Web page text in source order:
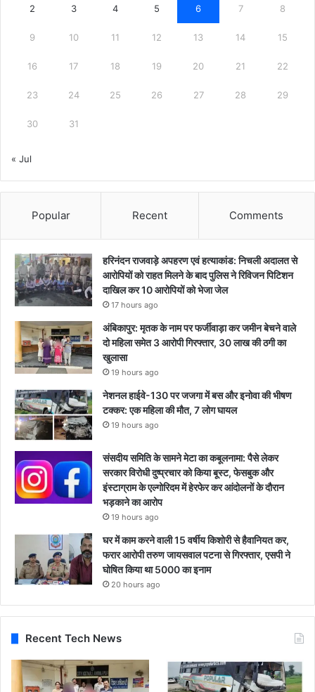
2 3 4 5 6 7 8
9 10 11 12 13 14 15
16 17 18 19 20 21 22
23 24 25 26 27 28 29
30 31
« Jul
Popular Recent Comments
हरिनंदन राजवाड़े अपहरण एवं हत्याकांड: निचली अदालत से
आरोपियों को राहत मिलने के बाद पुलिस ने रिविजन पिटिशन
दाखिल कर 10 आरोपियों को भेजा जेल
17 hours ago
अंबिकापुर: मृतक के नाम पर फर्जीवाड़ा कर जमीन बेचने वाले
दो महिला समेत 3 आरोपी गिरफ्तार, 30 लाख की ठगी का
खुलासा
19 hours ago
नेशनल हाईवे-130 पर जजगा में बस और इनोवा की भीषण
टक्कर: एक महिला की मौत, 7 लोग घायल
19 hours ago
संसदीय समिति के सामने मेटा का कबूलनामा: पैसे लेकर
सरकार विरोधी दुष्प्रचार को किया बूस्ट, फेसबुक और
इंस्टाग्राम के एल्गोरिदम में हेरफेर कर आंदोलनों के दौरान
भड़काने का आरोप
19 hours ago
घर में काम करने वाली 15 वर्षीय किशोरी से हैवानियत कर,
फरार आरोपी तरुण जायसवाल पटना से गिरफ्तार, एसपी ने
घोषित किया था 5000 का इनाम
20 hours ago
Recent Tech News